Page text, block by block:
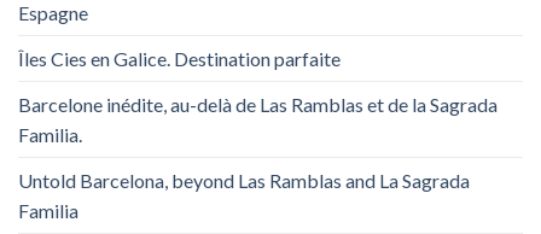
Espagne
Îles Cies en Galice. Destination parfaite
Barcelone inédite, au-delà de Las Ramblas et de la Sagrada
Familia.
Untold Barcelona, ​​beyond Las Ramblas and La Sagrada
Familia